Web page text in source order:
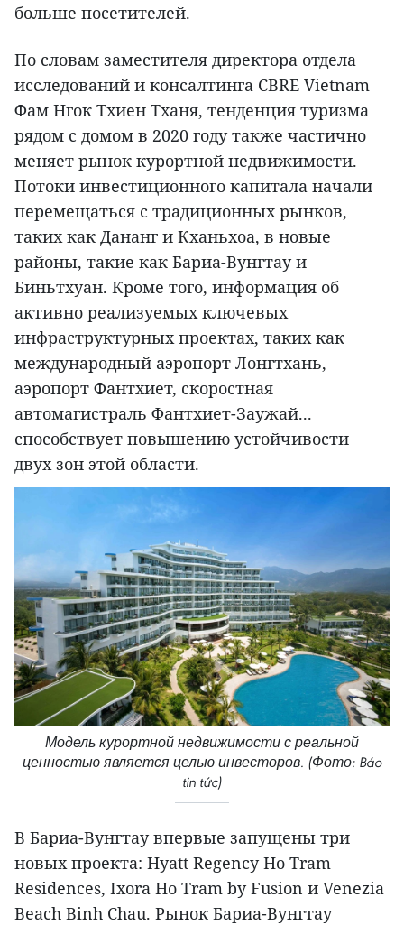
больше посетителей.
По словам заместителя директора отдела
исследований и консалтинга CBRE Vietnam
Фам Нгок Тхиен Тханя, тенденция туризма
рядом с домом в 2020 году также частично
меняет рынок курортной недвижимости.
Потоки инвестиционного капитала начали
перемещаться с традиционных рынков,
таких как Дананг и Кханьхоа, в новые
районы, такие как Бариа-Вунгтау и
Биньтхуан. Кроме того, информация об
активно реализуемых ключевых
инфраструктурных проектах, таких как
международный аэропорт Лонгтхань,
аэропорт Фантхиет, скоростная
автомагистраль Фантхиет-Заужай...
способствует повышению устойчивости
двух зон этой области.
Модель курортной недвижимости с реальной
ценностью является целью инвесторов. (Фото: Báo
tin tức)
В Бариа-Вунгтау впервые запущены три
новых проекта: Hyatt Regency Ho Tram
Residences, Ixora Ho Tram by Fusion и Venezia
Beach Binh Chau. Рынок Бариа-Вунгтау